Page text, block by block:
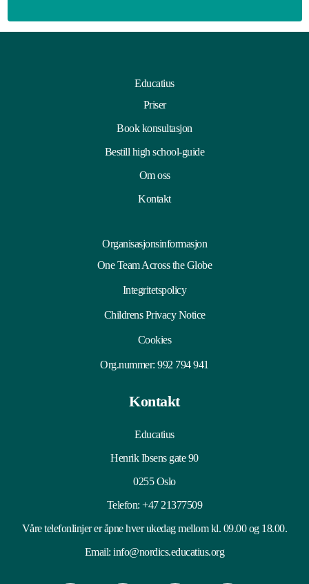
Educatius
Priser
Book konsultasjon
Bestill high school-guide
Om oss
Kontakt
Organisasjonsinformasjon
One Team Across the Globe
Integritetspolicy
Childrens Privacy Notice
Cookies
Org.nummer: 992 794 941
Kontakt
Educatius
Henrik Ibsens gate 90
0255 Oslo
Telefon:+47 21377509
Våre telefonlinjer er åpne hver ukedag mellom kl. 09.00 og 18.00.
Email:info@nordics.educatius.org